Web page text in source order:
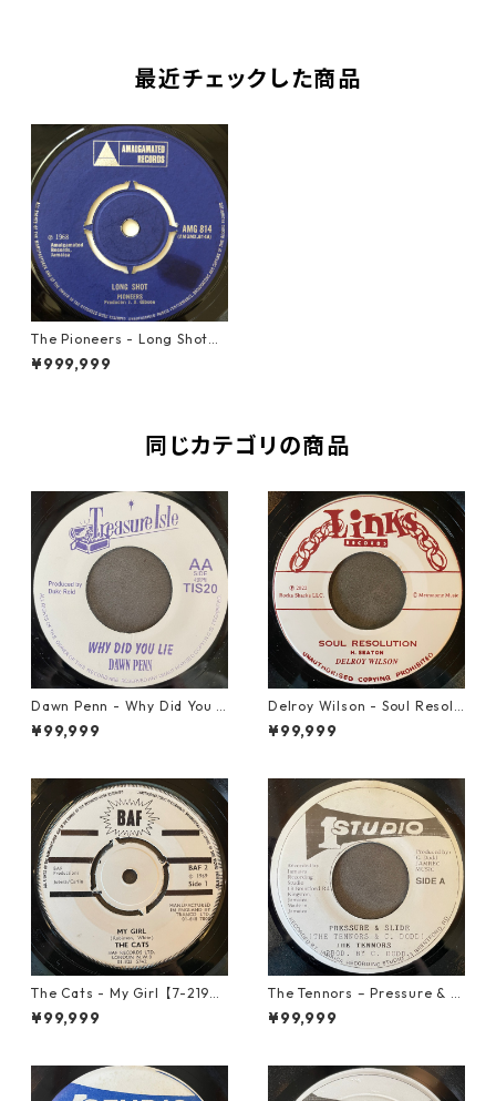
最近チェックした商品
The Pioneers - Long Shot
【7-20650】
¥999,999
同じカテゴリの商品
Dawn Penn - Why Did You Li
e【7-21938】
¥99,999
Delroy Wilson - Soul Resolu
tion【7-21935】
¥99,999
The Cats - My Girl【7-2190
6】
¥99,999
The Tennors – Pressure & Sl
ide【7-21952】
¥99,999